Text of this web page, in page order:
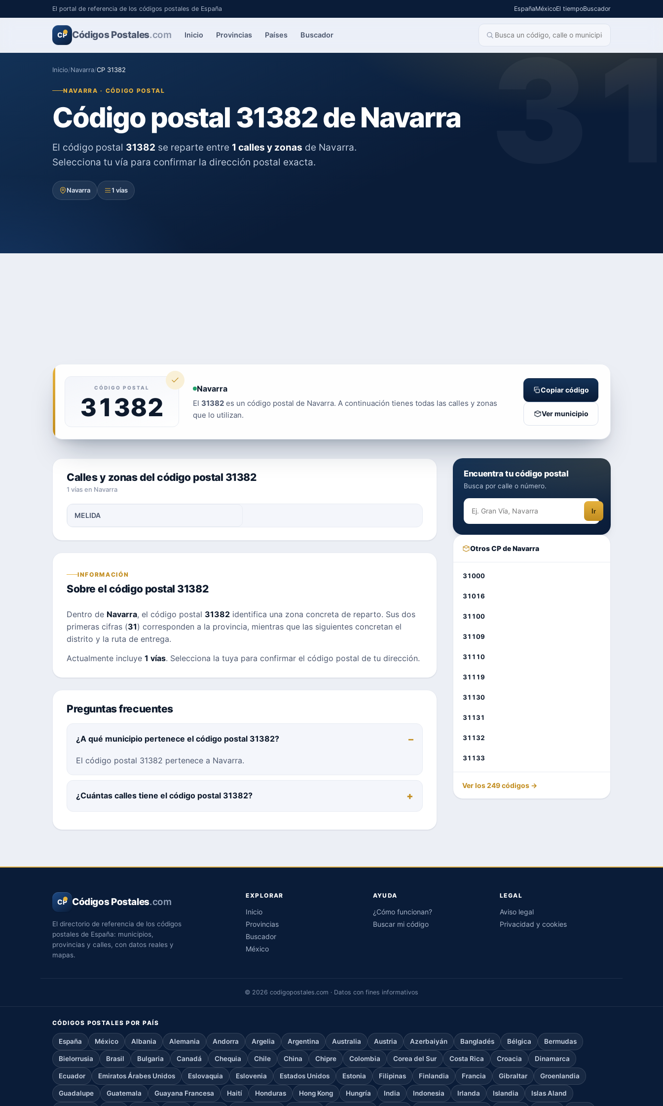
El portal de referencia de los códigos postales de España EspañaMéxicoEl tiempoBuscador
CP Códigos Postales.com Inicio Provincias Países Buscador
Inicio/Navarra/CP 31382
NAVARRA · CÓDIGO POSTAL
Código postal 31382 de Navarra
El código postal 31382 se reparte entre 1 calles y zonas de Navarra.
Selecciona tu vía para confirmar la dirección postal exacta.
Navarra 1 vías
CÓDIGO POSTAL
31382
Navarra
El 31382 es un código postal de Navarra. A continuación tienes todas las calles y zonas
que lo utilizan.
Copiar código
Ver municipio
Calles y zonas del código postal 31382
1 vías en Navarra
MELIDA
INFORMACIÓN
Sobre el código postal 31382
Dentro de Navarra, el código postal 31382 identifica una zona concreta de reparto. Sus dos
primeras cifras (31) corresponden a la provincia, mientras que las siguientes concretan el
distrito y la ruta de entrega.
Actualmente incluye 1 vías. Selecciona la tuya para confirmar el código postal de tu dirección.
Preguntas frecuentes
¿A qué municipio pertenece el código postal 31382?
El código postal 31382 pertenece a Navarra.
¿Cuántas calles tiene el código postal 31382?
Encuentra tu código postal
Busca por calle o número.
Ir
Otros CP de Navarra
31000
31016
31100
31109
31110
31119
31130
31131
31132
31133
Ver los 249 códigos →
CP Códigos Postales.com
El directorio de referencia de los códigos
postales de España: municipios,
provincias y calles, con datos reales y
mapas.
EXPLORAR
Inicio
Provincias
Buscador
México
AYUDA
¿Cómo funcionan?
Buscar mi código
LEGAL
Aviso legal
Privacidad y cookies
© 2026 codigopostales.com · Datos con fines informativos
CÓDIGOS POSTALES POR PAÍS
España México Albania Alemania Andorra Argelia Argentina Australia Austria Azerbaiyán Bangladés Bélgica Bermudas
Bielorrusia Brasil Bulgaria Canadá Chequia Chile China Chipre Colombia Corea del Sur Costa Rica Croacia Dinamarca
Ecuador Emiratos Árabes Unidos Eslovaquia Eslovenia Estados Unidos Estonia Filipinas Finlandia Francia Gibraltar Groenlandia
Guadalupe Guatemala Guayana Francesa Haití Honduras Hong Kong Hungría India Indonesia Irlanda Islandia Islas Aland